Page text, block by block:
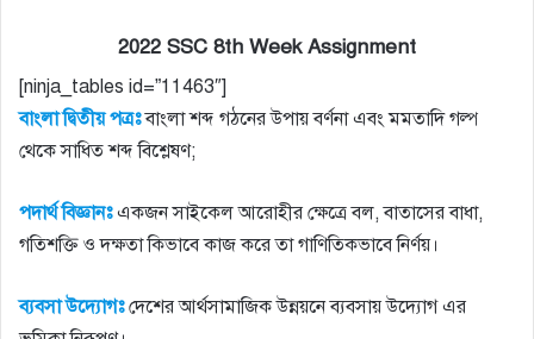
2022 SSC 8th Week Assignment
[ninja_tables id=”11463″]
বাংলা দ্বিতীয় পত্রঃবাংলা শব্দ গঠনের উপায় বর্ণনা এবং মমতাদি গল্প
থেকে সাধিত শব্দ বিশ্লেষণ;
পদার্থ বিজ্ঞানঃএকজন সাইকেল আরোহীর ক্ষেত্রে বল, বাতাসের বাধা,
গতিশক্তি ও দক্ষতা কিভাবে কাজ করে তা গাণিতিকভাবে নির্ণয়।
ব্যবসা উদ্যোগঃদেশের আর্থসামাজিক উন্নয়নে ব্যবসায় উদ্যোগ এর